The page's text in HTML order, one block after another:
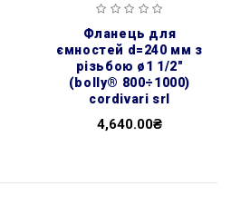
фланець для
ємностей d=240 мм з
різьбою ø1 1/2″
(bolly® 800÷1000)
cordivari srl
4,640.00₴